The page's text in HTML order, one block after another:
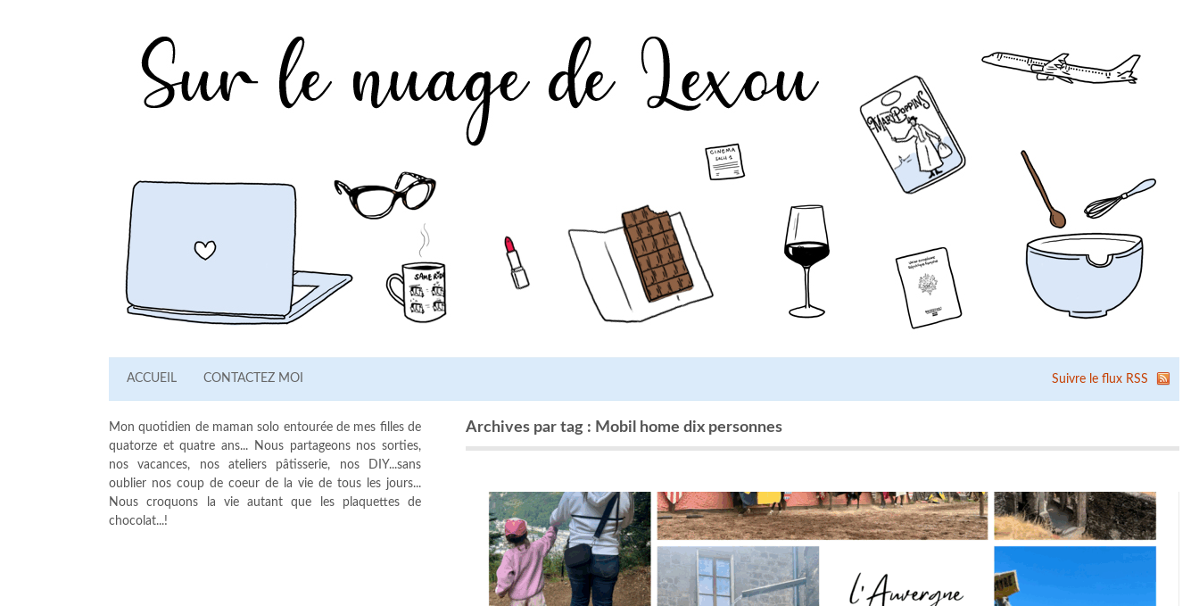
ACCUEIL CONTACTEZ MOI Suivre le flux RSS
Archives par tag : Mobil home dix personnes
Mon quotidien de maman solo entourée de mes filles de
quatorze et quatre ans... Nous partageons nos sorties,
nos vacances, nos ateliers pâtisserie, nos DIY...sans
oublier nos coup de coeur de la vie de tous les jours...
Nous croquons la vie autant que les plaquettes de
chocolat...!